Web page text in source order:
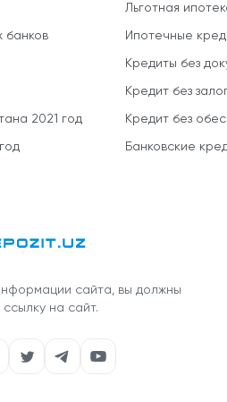
банков
2021 год
Льготная
Ипотечные
Кредиты без
Кредит без
Кредит без
Банковские
сайта, вы должны
ссылку на сайт.